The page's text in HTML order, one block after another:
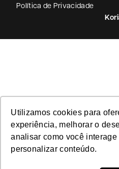
Utilizamos cookies para
experiência, melhorar o
analisar como você
personalizar conteúdo.
Política de Privacidade